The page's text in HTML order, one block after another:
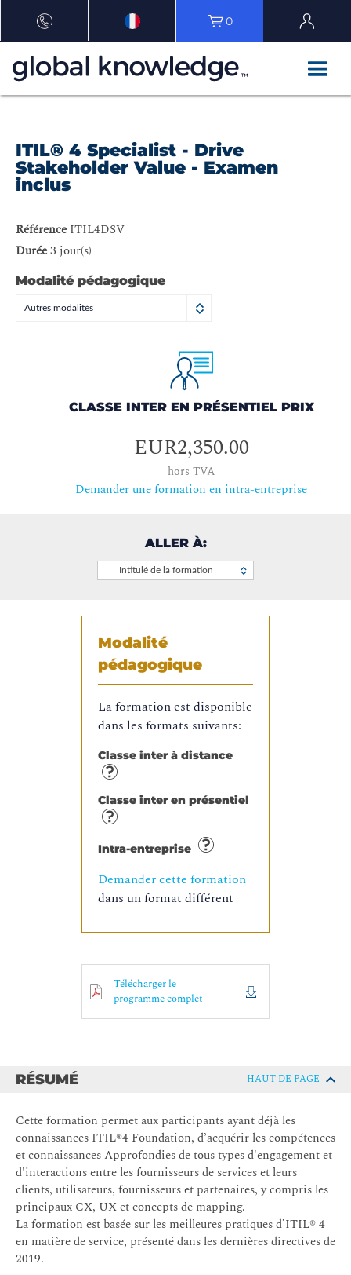
0
ITIL® 4 Specialist - Drive
Stakeholder Value - Examen
inclus
Référence ITIL4DSV
Durée3 jour(s)
Modalité pédagogique
Autres modalités
CLASSE INTER EN PRÉSENTIEL PRIX
EUR2,350.00
hors TVA
Demander une formation en intra-entreprise
ALLER À:
Intitulé de la formation
Modalité
pédagogique
La formation est disponible
dans les formats suivants:
Classe inter à distance
Classe inter en présentiel
Intra-entreprise
Demander cette formation
dans un format différent
Télécharger le
programme complet
RÉSUMÉ HAUT DE PAGE
Cette formation permet aux participants ayant déjà les
connaissances ITIL®4 Foundation, d’acquérir les compétences
et connaissances Approfondies de tous types d'engagement et
d'interactions entre les fournisseurs de services et leurs
clients, utilisateurs, fournisseurs et partenaires, y compris les
principaux CX, UX et concepts de mapping.
La formation est basée sur les meilleures pratiques d’ITIL® 4
en matière de service, présenté dans les dernières directives de
2019.